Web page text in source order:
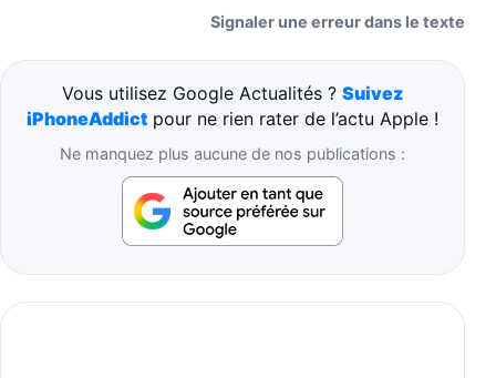
Signaler une erreur dans le texte
Vous utilisez Google Actualités ? Suivez
iPhoneAddict pour ne rien rater de l’actu Apple !
Ne manquez plus aucune de nos publications :